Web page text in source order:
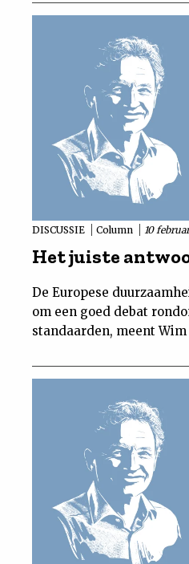
DISCUSSIE Column 10
Het juiste
De Europese
om een goed debat
standaarden, meent Wim